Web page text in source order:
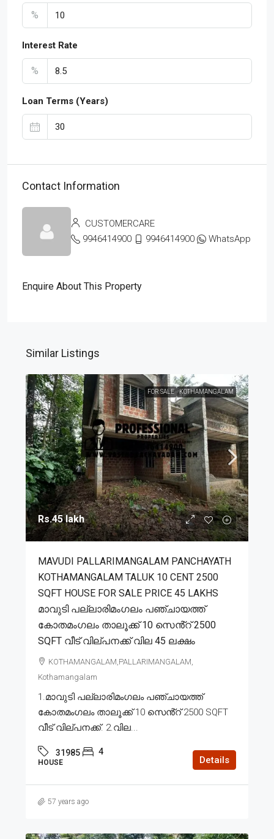
%
Interest Rate
%
Loan Terms (Years)
Contact Information
CUSTOMERCARE
9946414900
9946414900 WhatsApp
Enquire About This Property
Similar Listings
FOR SALE KOTHAMANGALAM
Rs.45 lakh
MAVUDI PALLARIMANGALAM PANCHAYATH
KOTHAMANGALAM TALUK 10 CENT 2500
SQFT HOUSE FOR SALE PRICE 45 LAKHS
മാവുടി പല്ലാരിമംഗലം പഞ്ചായത്ത്
കോതമംഗലം താലൂക്ക് 10 സെൻ്റ് 2500
SQFT വീട് വില്പനക്ക് വില 45 ലക്ഷം
KOTHAMANGALAM,PALLARIMANGALAM,
Kothamangalam
1.മാവുടി പല്ലാരിമംഗലം പഞ്ചായത്ത്
കോതമംഗലം താലൂക്ക് 10 സെൻ്റ് 2500 SQFT
വീട് വില്പനക്ക്. 2.വില...
31985 4
HOUSE Details
57 years ago